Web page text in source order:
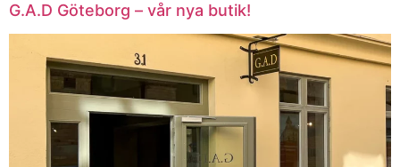
G.A.D Göteborg – vår nya butik!